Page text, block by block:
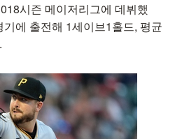
시즌 메이저리그에 데뷔했
에 출전해 1세이브1홀드, 평균